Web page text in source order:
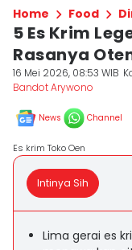
Home Food
5 Es Krim
Rasanya
16 Mei 2026, 08:53 WIB
Bandot Arywono
News Channel
Es krim Toko Oen
Intinya Sih
Lima gerai es